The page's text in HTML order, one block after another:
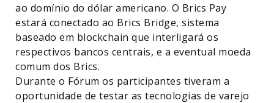
ao domínio do dólar americano. O Brics Pay
estará conectado ao Brics Bridge, sistema
baseado em blockchain que interligará os
respectivos bancos centrais, e a eventual moeda
comum dos Brics.
Durante o Fórum os participantes tiveram a
oportunidade de testar as tecnologias de varejo